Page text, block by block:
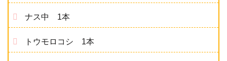
ナス中 1本
トウモロコシ 1本